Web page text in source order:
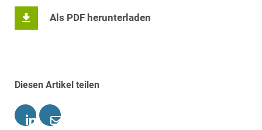
Als PDF herunterladen
Diesen Artikel teilen